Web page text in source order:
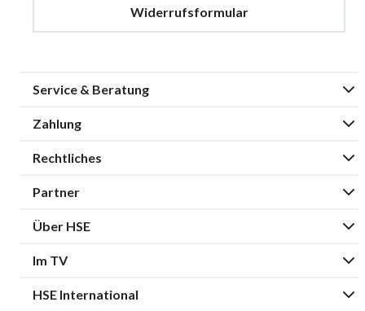
Widerrufsformular
Service & Beratung
Zahlung
Rechtliches
Partner
Über HSE
Im TV
HSE International